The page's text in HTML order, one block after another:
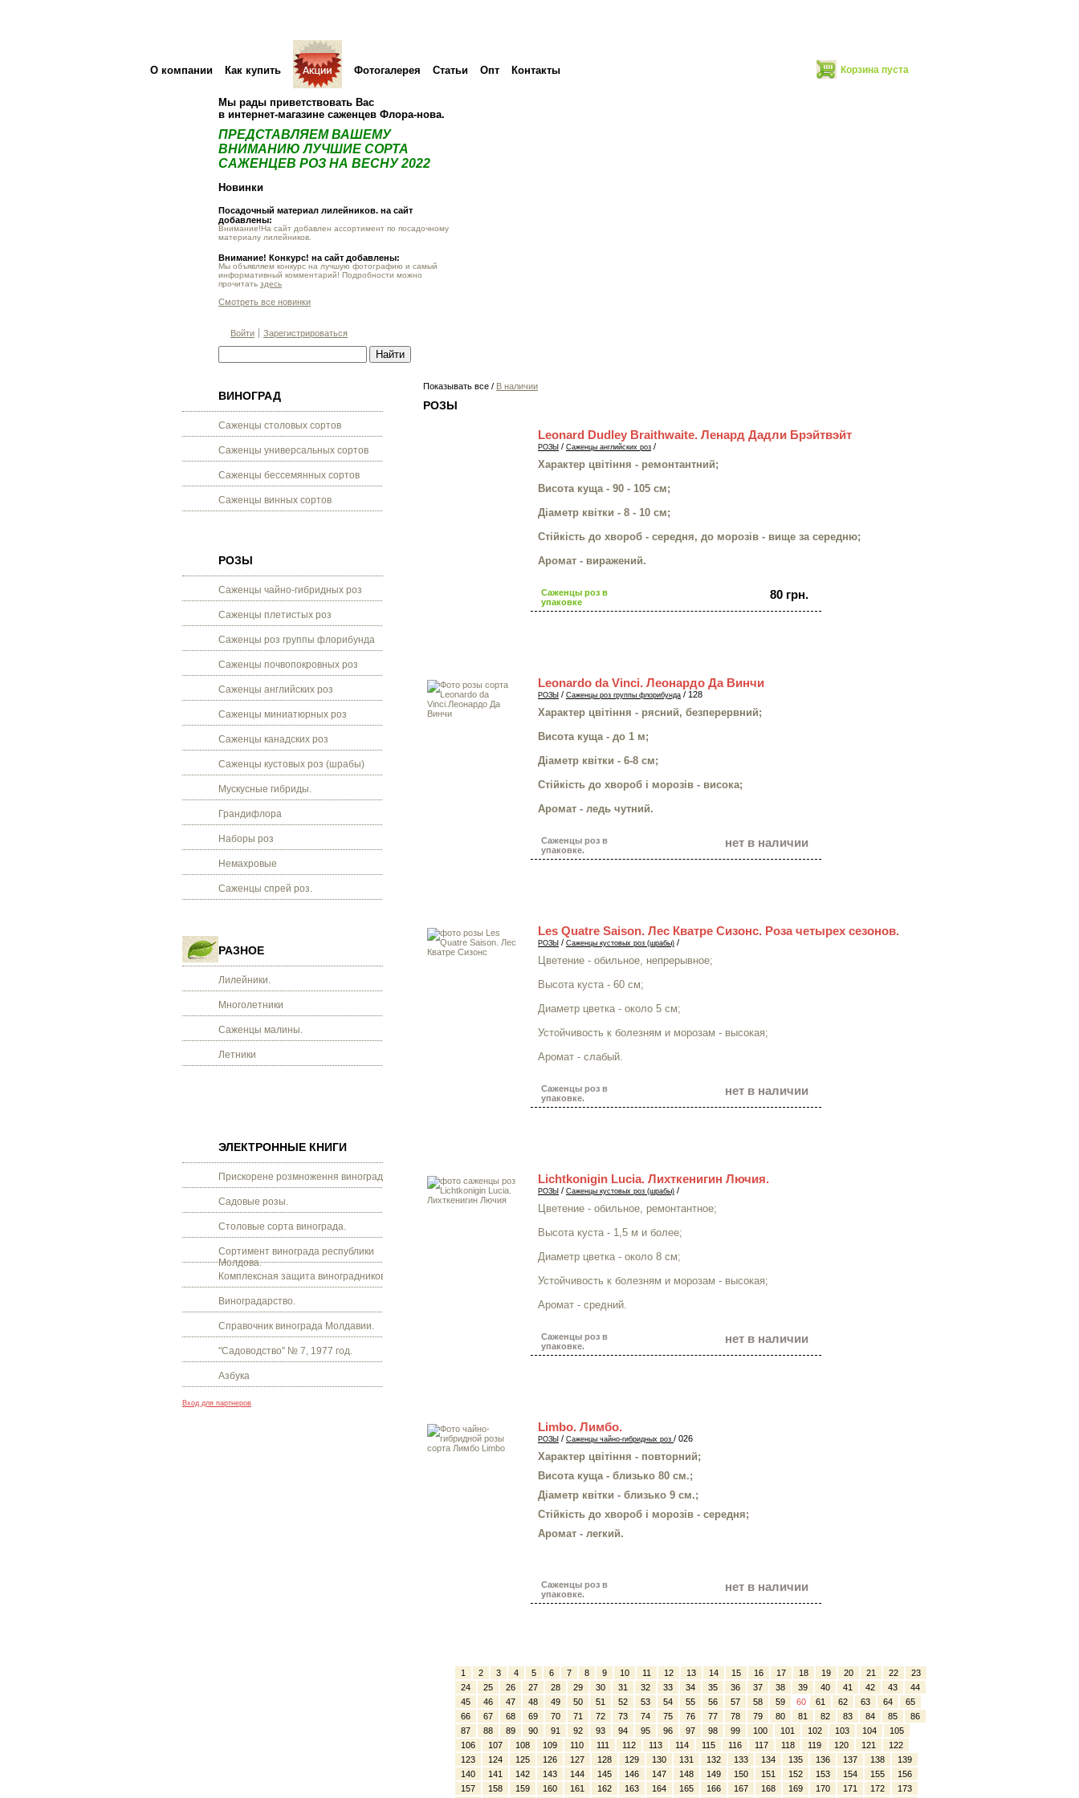
Корзина пуста
О компании Как купить Фотогалерея Статьи Опт Контакты
Мы рады приветствовать Вас
в интернет-магазине саженцев Флора-нова.
ПРЕДСТАВЛЯЕМ ВАШЕМУ
ВНИМАНИЮ ЛУЧШИЕ СОРТА
САЖЕНЦЕВ РОЗ НА ВЕСНУ 2022
Новинки
Посадочный материал лилейников. на сайт
добавлены:
Внимание!На сайт добавлен ассортимент по посадочному
материалу лилейников.
Внимание! Конкурс! на сайт добавлены:
Мы объявляем конкурс на лучшую фотографию и самый
информативный комментарий! Подробности можно
прочитать здесь
Смотреть все новинки
Войти Зарегистрироваться
ВИНОГРАД
Саженцы столовых сортов
Саженцы универсальных сортов
Саженцы бессемянных сортов
Саженцы винных сортов
РОЗЫ
Саженцы чайно-гибридных роз
Саженцы плетистых роз
Саженцы роз группы флорибунда
Саженцы почвопокровных роз
Саженцы английских роз
Саженцы миниатюрных роз
Саженцы канадских роз
Саженцы кустовых роз (шрабы)
Мускусные гибриды.
Грандифлора
Наборы роз
Немахровые
Саженцы спрей роз.
РАЗНОЕ
Лилейники.
Многолетники
Саженцы малины.
Летники
ЭЛЕКТРОННЫЕ КНИГИ
Прискорене розмноження винограду.
Садовые розы.
Столовые сорта винограда.
Сортимент винограда республики
Молдова.
Комплексная защита виноградников.
Виноградарство.
Справочник винограда Молдавии.
"Садоводство" № 7, 1977 год.
Азбука
Вход для партнеров
Показывать все / В наличии
РОЗЫ
Leonard Dudley Braithwaite. Ленард Дадли Брэйтвэйт
РОЗЫ / Саженцы английских роз /
Характер цвітіння - ремонтантний;
Висота куща - 90 - 105 см;
Діаметр квітки - 8 - 10 см;
Стійкість до хвороб - середня, до морозів - вище за середню;
Аромат - виражений.
Саженцы роз в
упаковке
80 грн.
Leonardo da Vinci. Леонардо Да Винчи
РОЗЫ / Саженцы роз группы флорибунда / 128
Характер цвітіння - рясний, безперервний;
Висота куща - до 1 м;
Діаметр квітки - 6-8 см;
Стійкість до хвороб і морозів - висока;
Аромат - ледь чутний.
Саженцы роз в
упаковке.
нет в наличии
Les Quatre Saison. Лес Кватре Сизонс. Роза четырех сезонов.
РОЗЫ / Саженцы кустовых роз (шрабы) /
Цветение - обильное, непрерывное;
Высота куста - 60 см;
Диаметр цветка - около 5 см;
Устойчивость к болезням и морозам - высокая;
Аромат - слабый.
Саженцы роз в
упаковке.
нет в наличии
Lichtkonigin Lucia. Лихткенигин Лючия.
РОЗЫ / Саженцы кустовых роз (шрабы) /
Цветение - обильное, ремонтантное;
Высота куста - 1,5 м и более;
Диаметр цветка - около 8 см;
Устойчивость к болезням и морозам - высокая;
Аромат - средний.
Саженцы роз в
упаковке.
нет в наличии
Limbo. Лимбо.
РОЗЫ / Саженцы чайно-гибридных роз / 026
Характер цвітіння - повторний;
Висота куща - близько 80 см.;
Діаметр квітки - близько 9 см.;
Стійкість до хвороб і морозів - середня;
Аромат - легкий.
Саженцы роз в
упаковке.
нет в наличии
1 2 3 4 5 6 7 8 9 10 11 12 13 14 15 16 17 18 19 20 21 22
23
24
25 26 27 28 29 30 31 32 33 34 35 36 37 38 39 40 41 42 43
44
45
46 47 48 49 50 51 52 53 54 55 56 57 58 59 60 61 62 63 64
65
66
67 68 69 70 71 72 73 74 75 76 77 78 79 80 81 82 83 84 85
86
87
88 89 90 91 92 93 94 95 96 97 98 99 100 101 102 103 104
105
106
107 108 109 110 111 112 113 114 115 116 117 118 119 120 121
122
123
124 125 126 127 128 129 130 131 132 133 134 135 136 137 138
139
140
141 142 143 144 145 146 147 148 149 150 151 152 153 154 155
156
157
158 159 160 161 162 163 164 165 166 167 168 169 170 171 172 173